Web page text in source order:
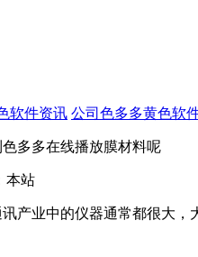
软件资讯 公司色多多黄色软
多多在线播放膜材料呢
：本站
讯产业中的仪器通常都很大